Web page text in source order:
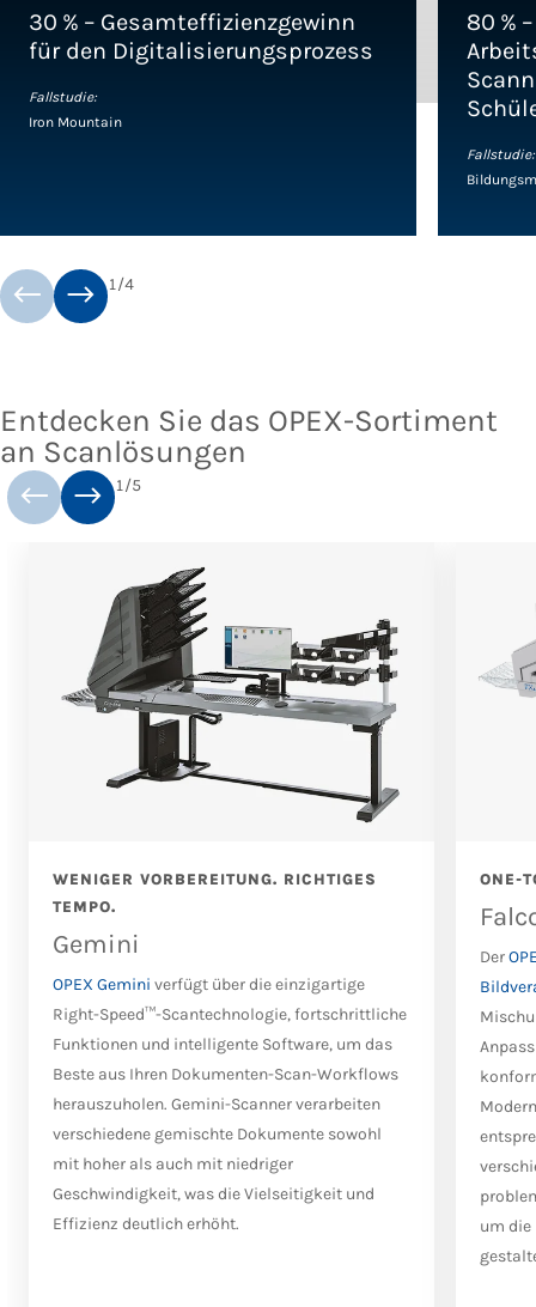
30 % – Gesamteffizienzgewinn
für den Digitalisierungsprozess
Fallstudie:
Iron Mountain
80 %
Fallstudie:
1/4
Entdecken Sie das OPEX-Sortiment
an Scanlösungen
1/5
WENIGER VORBEREITUNG. RICHTIGES
TEMPO.
Gemini
OPEX Gemini verfügt über die einzigartige
Right-Speed™-Scantechnologie, fortschrittliche
Funktionen und intelligente Software, um das
Beste aus Ihren Dokumenten-Scan-Workflows
herauszuholen. Gemini-Scanner verarbeiten
verschiedene gemischte Dokumente sowohl
mit hoher als auch mit niedriger
Geschwindigkeit, was die Vielseitigkeit und
Effizienz deutlich erhöht.
ONE-
Der
um